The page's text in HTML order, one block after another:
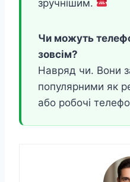
зручнішим.
Чи можуть
зовсім?
Навряд чи. Вони
популярними як
або робочі